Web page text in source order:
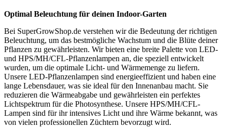
Optimal Beleuchtung für deinen Indoor-Garten
Bei SuperGrowShop.de verstehen wir die Bedeutung der richtigen
Beleuchtung, um das bestmögliche Wachstum und die Blüte deiner
Pflanzen zu gewährleisten. Wir bieten eine breite Palette von LED-
und HPS/MH/CFL-Pflanzenlampen an, die speziell entwickelt
wurden, um die optimale Licht- und Wärmemenge zu liefern.
Unsere LED-Pflanzenlampen sind energieeffizient und haben eine
lange Lebensdauer, was sie ideal für den Innenanbau macht. Sie
reduzieren die Wärmeabgabe und gewährleisten ein perfektes
Lichtspektrum für die Photosynthese. Unsere HPS/MH/CFL-
Lampen sind für ihr intensives Licht und ihre Wärme bekannt, was
von vielen professionellen Züchtern bevorzugt wird.